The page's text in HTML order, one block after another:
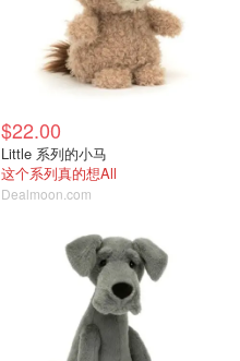
$22.00
Little 系列的小马
这个系列真的想All
Dealmoon.com